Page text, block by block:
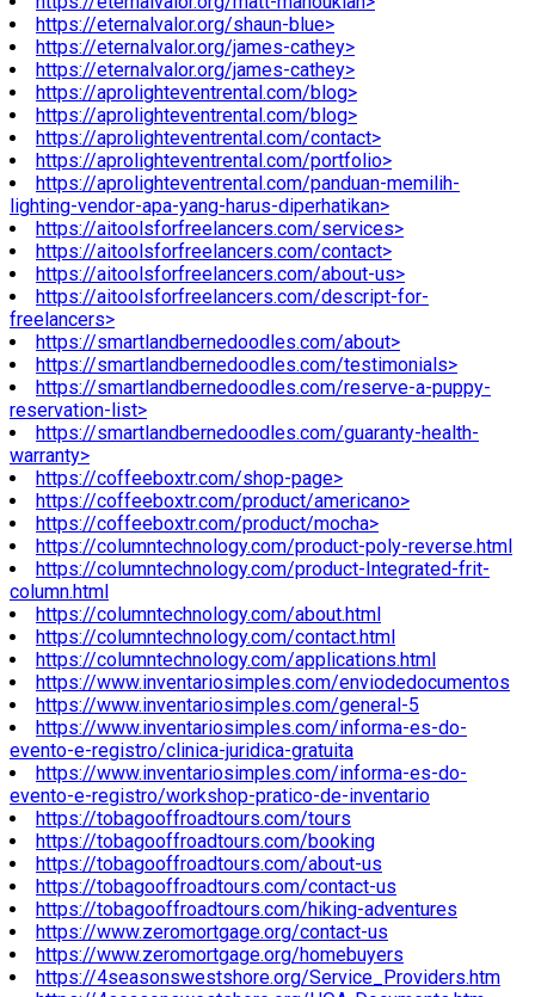
https://eternalvalor.org/shaun-blue>
https://eternalvalor.org/james-cathey>
https://eternalvalor.org/james-cathey>
https://aprolighteventrental.com/blog>
https://aprolighteventrental.com/blog>
https://aprolighteventrental.com/contact>
https://aprolighteventrental.com/portfolio>
https://aprolighteventrental.com/panduan-memilih-
lighting-vendor-apa-yang-harus-diperhatikan>
https://aitoolsforfreelancers.com/services>
https://aitoolsforfreelancers.com/contact>
https://aitoolsforfreelancers.com/about-us>
https://aitoolsforfreelancers.com/descript-for-
freelancers>
https://smartlandbernedoodles.com/about>
https://smartlandbernedoodles.com/testimonials>
https://smartlandbernedoodles.com/reserve-a-puppy-
reservation-list>
https://smartlandbernedoodles.com/guaranty-health-
warranty>
https://coffeeboxtr.com/shop-page>
https://coffeeboxtr.com/product/americano>
https://coffeeboxtr.com/product/mocha>
https://columntechnology.com/product-poly-reverse.html
https://columntechnology.com/product-Integrated-frit-
column.html
https://columntechnology.com/about.html
https://columntechnology.com/contact.html
https://columntechnology.com/applications.html
https://www.inventariosimples.com/enviodedocumentos
https://www.inventariosimples.com/general-5
https://www.inventariosimples.com/informa-es-do-
evento-e-registro/clinica-juridica-gratuita
https://www.inventariosimples.com/informa-es-do-
evento-e-registro/workshop-pratico-de-inventario
https://tobagooffroadtours.com/tours
https://tobagooffroadtours.com/booking
https://tobagooffroadtours.com/about-us
https://tobagooffroadtours.com/contact-us
https://tobagooffroadtours.com/hiking-adventures
https://www.zeromortgage.org/contact-us
https://www.zeromortgage.org/homebuyers
https://4seasonswestshore.org/Service_Providers.htm